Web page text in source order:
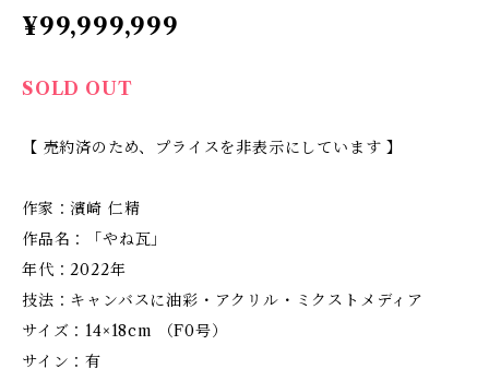
¥99,999,999
SOLD OUT
【 売約済のため、プライスを非表示にしています 】
作家：濱崎 仁精
作品名：「やね瓦」
年代：2022年
技法：キャンバスに油彩・アクリル・ミクストメディア
サイズ：14×18cm （F0号）
サイン：有